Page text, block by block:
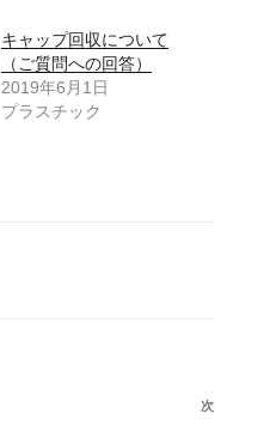
キャップ回収について
（ご質問への回答）
2019年6月1日
プラスチック
次
次